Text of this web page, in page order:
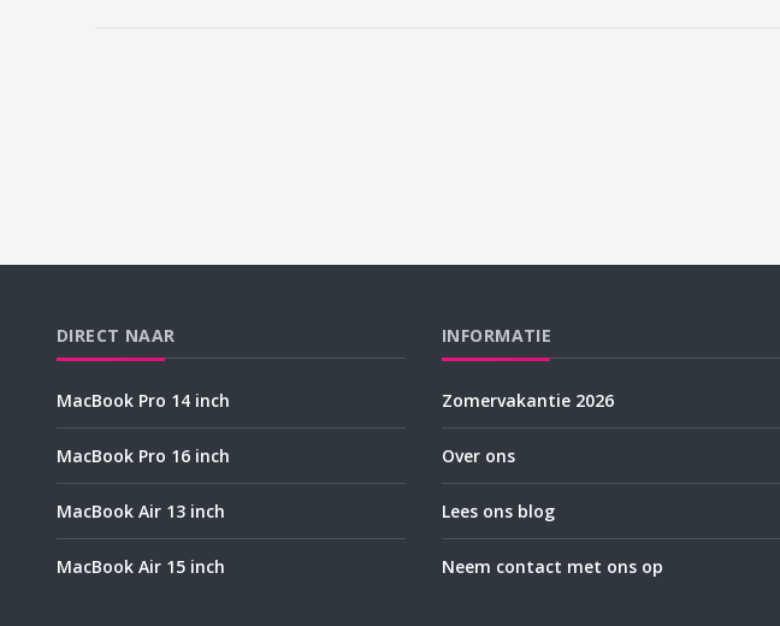
DIRECT NAAR
MacBook Pro 14 inch
MacBook Pro 16 inch
MacBook Air 13 inch
MacBook Air 15 inch
INFORMATIE
Zomervakantie 2026
Over ons
Lees ons blog
Neem contact met ons op